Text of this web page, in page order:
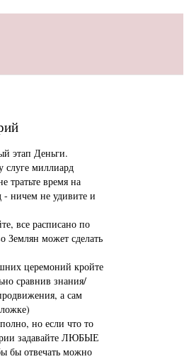
этап Деньги.
миллиард
тратьте время на
ничем не удивите и
все расписано по
Землян может сделать
церемоний кройте
сравнив знания/
а сам
но если что то
задавайте ЛЮБЫЕ
бы отвечать можно